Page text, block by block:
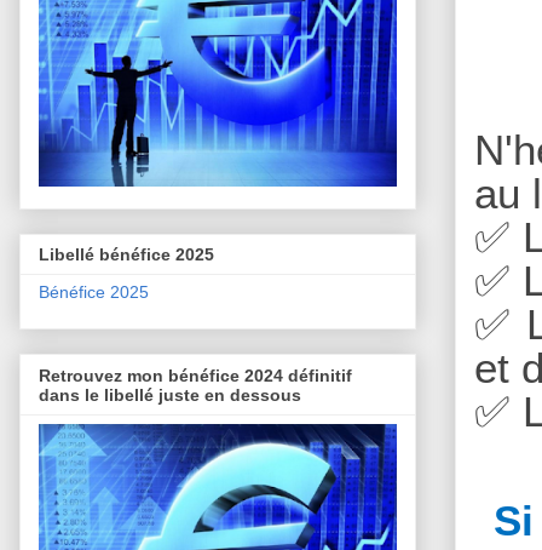
au
✅
✅
✅
et
✅
Libellé bénéfice 2025
Bénéfice 2025
Retrouvez mon bénéfice 2024 définitif
dans le libellé juste en dessous